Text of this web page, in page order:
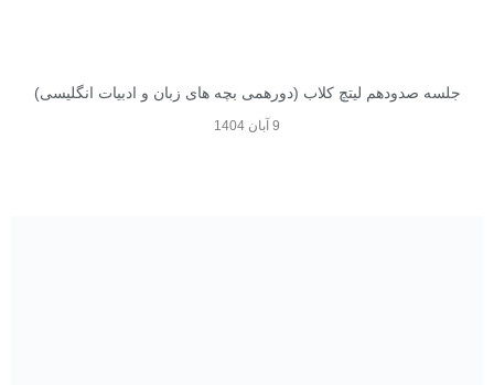
جلسه صدودهم لیتچ کلاب (دورهمی بچه های زبان و ادبیات انگلیسی)
9 آبان 1404